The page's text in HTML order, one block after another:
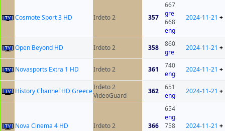
Cosmote Sport 3 HD Irdeto 2 357
667
gre
668
eng
2024-11-21 +
Open Beyond HD Irdeto 2 358
860
gre
2024-11-21 +
Novasports Extra 1 HD Irdeto 2 361
740
eng
2024-11-21 +
History Channel HD GreeceIrdeto 2
VideoGuard
362
651
eng
2024-11-21 +
Nova Cinema 4 HD Irdeto 2 366
654
eng
758
2024-11-21 +